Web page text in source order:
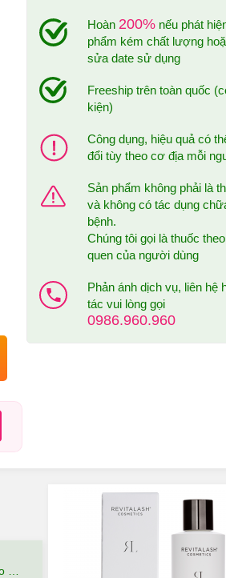
Hoàn 200%nếu phát
phẩm kém chất lượng
sửa date sử dụng
Freeship trên toàn quốc
kiện)
Công dụng, hiệu quả có
đổi tùy theo cơ địa mỗi
Sản phẩm không phải là
và không có tác dụng
bệnh.
Chúng tôi gọi là thuốc
quen của người dùng
Phản ánh dịch vụ, liên hệ
tác vui lòng gọi
0986.960.960